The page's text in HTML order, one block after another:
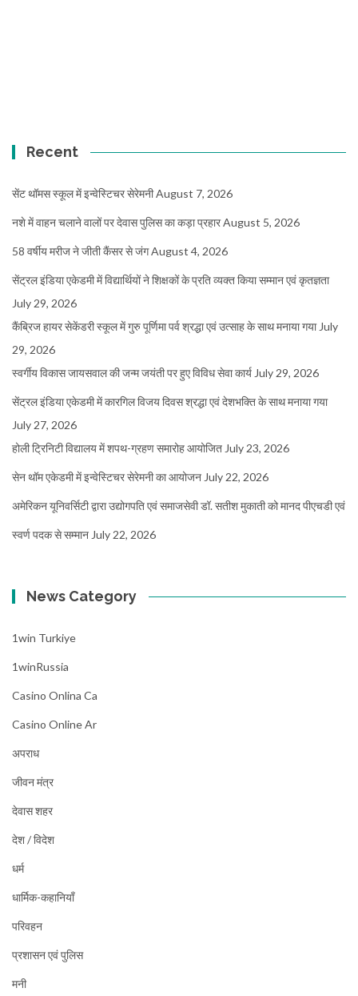
Recent
सेंट थॉमस स्कूल में इन्वेस्टिचर सेरेमनीAugust 7, 2026
नशे में वाहन चलाने वालों पर देवास पुलिस का कड़ा प्रहारAugust 5, 2026
58 वर्षीय मरीज ने जीती कैंसर से जंगAugust 4, 2026
सेंट्रल इंडिया एकेडमी में विद्यार्थियों ने शिक्षकों के प्रति व्यक्त किया सम्मान एवं कृतज्ञता
July 29, 2026
कैंब्रिज हायर सेकेंडरी स्कूल में गुरु पूर्णिमा पर्व श्रद्धा एवं उत्साह के साथ मनाया गया July
29, 2026
स्वर्गीय विकास जायसवाल की जन्म जयंती पर हुए विविध सेवा कार्य July 29, 2026
सेंट्रल इंडिया एकेडमी में कारगिल विजय दिवस श्रद्धा एवं देशभक्ति के साथ मनाया गया
July 27, 2026
होली ट्रिनिटी विद्यालय में शपथ-ग्रहण समारोह आयोजित July 23, 2026
सेन थॉम एकेडमी में इन्वेस्टिचर सेरेमनी का आयोजन July 22, 2026
अमेरिकन यूनिवर्सिटी द्वारा उद्योगपति एवं समाजसेवी डॉ. सतीश मुकाती को मानद पीएचडी एवं
स्वर्ण पदक से सम्मान July 22, 2026
News Category
1win Turkiye
1winRussia
Casino Onlina Ca
Casino Online Ar
अपराध
जीवन मंत्र
देवास शहर
देश / विदेश
धर्म
धार्मिक-कहानियाँ
परिवहन
प्रशासन एवं पुलिस
मनी